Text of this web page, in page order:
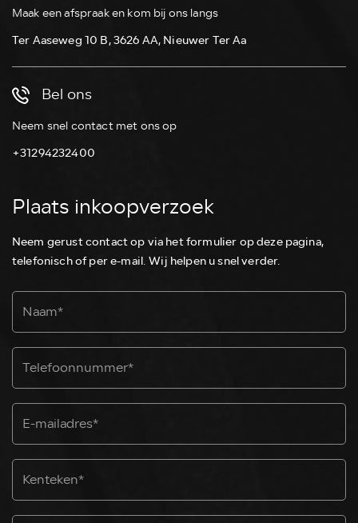
Maak een afspraak en kom bij ons langs
Ter Aaseweg 10 B, 3626 AA, Nieuwer Ter Aa
Bel ons
Neem snel contact met ons op
+31294232400
Plaats inkoopverzoek
Neem gerust contact op via het formulier op deze pagina,
telefonisch of per e-mail. Wij helpen u snel verder.